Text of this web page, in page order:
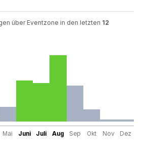
über Eventzone in den letzten 12
Mai Juni Juli Aug Sep Okt Nov Dez